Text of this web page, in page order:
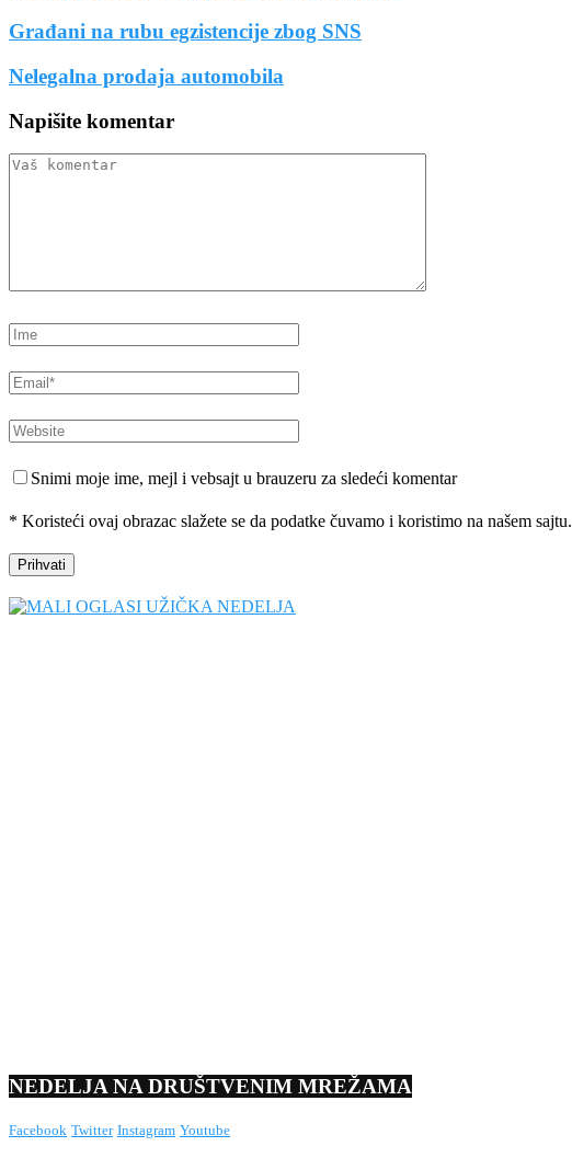
Građani na rubu egzistencije zbog SNS
Nelegalna prodaja automobila
Napišite komentar
Snimi moje ime, mejl i vebsajt u brauzeru za sledeći komentar
* Koristeći ovaj obrazac slažete se da podatke čuvamo i koristimo na našem sajtu.
NEDELJA NA DRUŠTVENIM MREŽAMA
Facebook Twitter Instagram Youtube